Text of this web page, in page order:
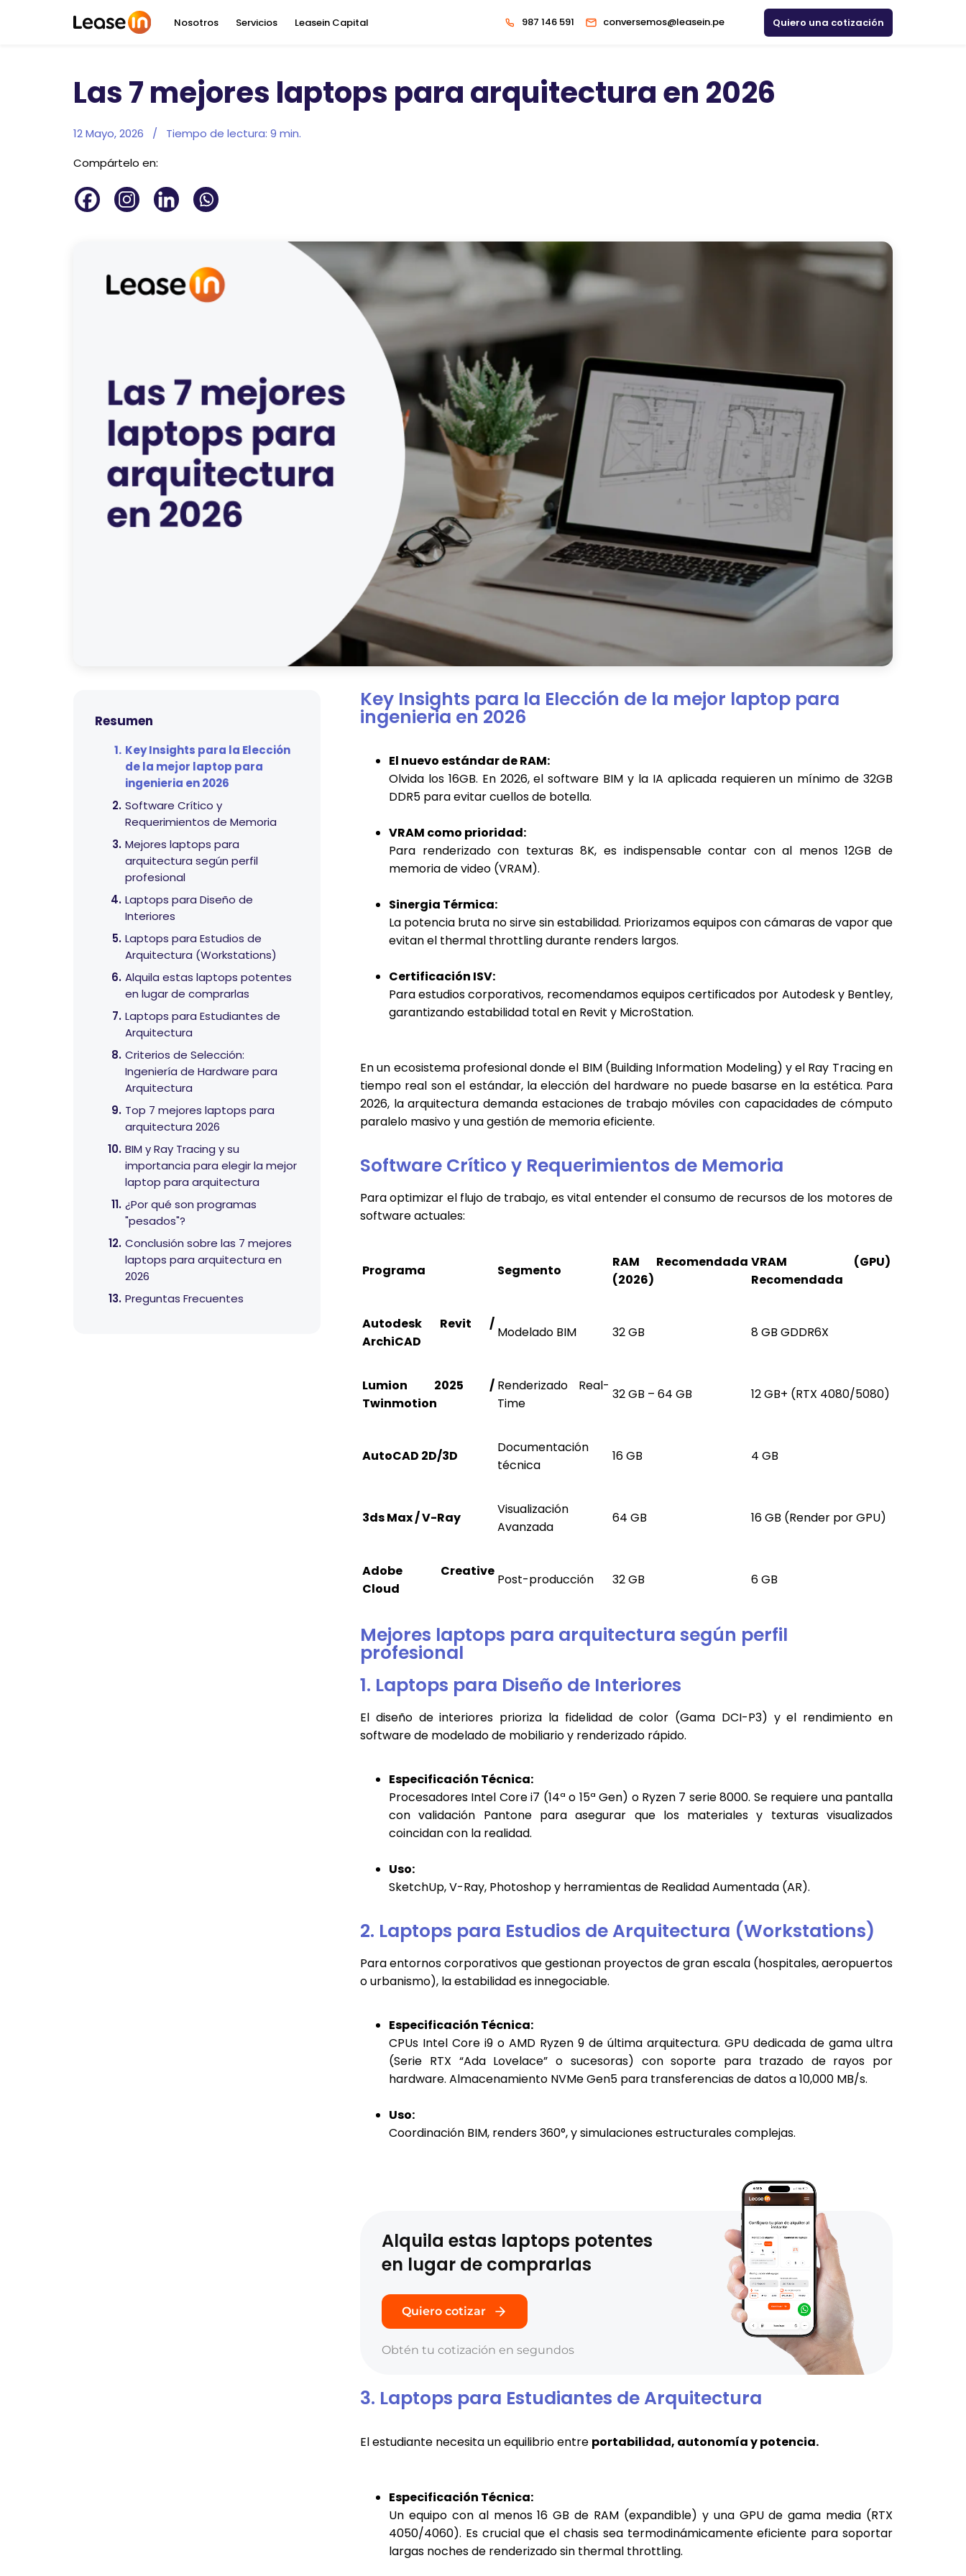
Nosotros Servicios Leasein Capital 987 146 591 conversemos@leasein.pe Quiero una cotización
Las 7 mejores laptops para arquitectura en 2026
12 Mayo, 2026 / Tiempo de lectura: 9 min.
Compártelo en:
Resumen
Key Insights para la Elección
de la mejor laptop para
ingenieria en 2026
Software Crítico y
Requerimientos de Memoria
Mejores laptops para
arquitectura según perfil
profesional
Laptops para Diseño de
Interiores
Laptops para Estudios de
Arquitectura (Workstations)
Alquila estas laptops potentes
en lugar de comprarlas
Laptops para Estudiantes de
Arquitectura
Criterios de Selección:
Ingeniería de Hardware para
Arquitectura
Top 7 mejores laptops para
arquitectura 2026
BIM y Ray Tracing y su
importancia para elegir la mejor
laptop para arquitectura
¿Por qué son programas
"pesados"?
Conclusión sobre las 7 mejores
laptops para arquitectura en
2026
Preguntas Frecuentes
Key Insights para la Elección de la mejor laptop para
ingenieria en 2026
El nuevo estándar de RAM:
Olvida los 16GB. En 2026, el software BIM y la IA aplicada requieren un mínimo de 32GB
DDR5 para evitar cuellos de botella.
VRAM como prioridad:
Para renderizado con texturas 8K, es indispensable contar con al menos 12GB de
memoria de video (VRAM).
Sinergia Térmica:
La potencia bruta no sirve sin estabilidad. Priorizamos equipos con cámaras de vapor que
evitan el thermal throttling durante renders largos.
Certificación ISV:
Para estudios corporativos, recomendamos equipos certificados por Autodesk y Bentley,
garantizando estabilidad total en Revit y MicroStation.
En un ecosistema profesional donde el BIM (Building Information Modeling) y el Ray Tracing en
tiempo real son el estándar, la elección del hardware no puede basarse en la estética. Para
2026, la arquitectura demanda estaciones de trabajo móviles con capacidades de cómputo
paralelo masivo y una gestión de memoria eficiente.
Software Crítico y Requerimientos de Memoria
Para optimizar el flujo de trabajo, es vital entender el consumo de recursos de los motores de
software actuales:
Programa Segmento
RAM Recomendada
(2026)
VRAM (GPU)
Recomendada
Autodesk Revit /
ArchiCAD
Modelado BIM 32 GB 8 GB GDDR6X
Lumion 2025 /
Twinmotion
Renderizado Real-
Time
32 GB – 64 GB 12 GB+ (RTX 4080/5080)
AutoCAD 2D/3D
Documentación
técnica
16 GB 4 GB
3ds Max / V-Ray
Visualización
Avanzada
64 GB 16 GB (Render por GPU)
Adobe Creative
Cloud
Post-producción 32 GB 6 GB
Mejores laptops para arquitectura según perfil
profesional
1. Laptops para Diseño de Interiores
El diseño de interiores prioriza la fidelidad de color (Gama DCI-P3) y el rendimiento en
software de modelado de mobiliario y renderizado rápido.
Especificación Técnica:
Procesadores Intel Core i7 (14ª o 15ª Gen) o Ryzen 7 serie 8000. Se requiere una pantalla
con validación Pantone para asegurar que los materiales y texturas visualizados
coincidan con la realidad.
Uso:
SketchUp, V-Ray, Photoshop y herramientas de Realidad Aumentada (AR).
2. Laptops para Estudios de Arquitectura (Workstations)
Para entornos corporativos que gestionan proyectos de gran escala (hospitales, aeropuertos
o urbanismo), la estabilidad es innegociable.
Especificación Técnica:
CPUs Intel Core i9 o AMD Ryzen 9 de última arquitectura. GPU dedicada de gama ultra
(Serie RTX “Ada Lovelace” o sucesoras) con soporte para trazado de rayos por
hardware. Almacenamiento NVMe Gen5 para transferencias de datos a 10,000 MB/s.
Uso:
Coordinación BIM, renders 360°, y simulaciones estructurales complejas.
Alquila estas laptops potentes
en lugar de comprarlas
Quiero cotizar
Obtén tu cotización en segundos
3. Laptops para Estudiantes de Arquitectura
El estudiante necesita un equilibrio entre portabilidad, autonomía y potencia.
Especificación Técnica:
Un equipo con al menos 16 GB de RAM (expandible) y una GPU de gama media (RTX
4050/4060). Es crucial que el chasis sea termodinámicamente eficiente para soportar
largas noches de renderizado sin thermal throttling.